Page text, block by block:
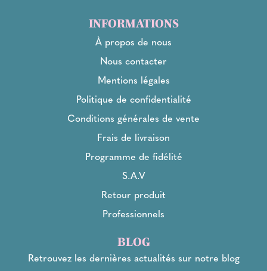
INFORMATIONS
À propos de nous
Nous contacter
Mentions légales
Politique de confidentialité
Conditions générales de vente
Frais de livraison
Programme de fidélité
S.A.V
Retour produit
Professionnels
BLOG
Retrouvez les dernières actualités sur notre blog